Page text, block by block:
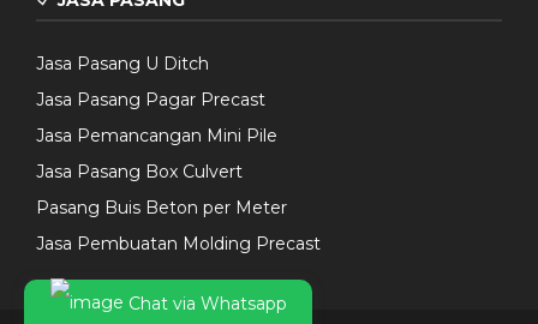
Jasa Pasang U Ditch
Jasa Pasang Pagar Precast
Jasa Pemancangan Mini Pile
Jasa Pasang Box Culvert
Pasang Buis Beton per Meter
Jasa Pembuatan Molding Precast
Chat via Whatsapp